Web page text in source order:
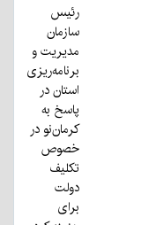
رئیس
سازمان
مدیریت و
برنامه‌ریزی
استان در
پاسخ به
کرمان‌نو در
خصوص
تکلیف
دولت
برای